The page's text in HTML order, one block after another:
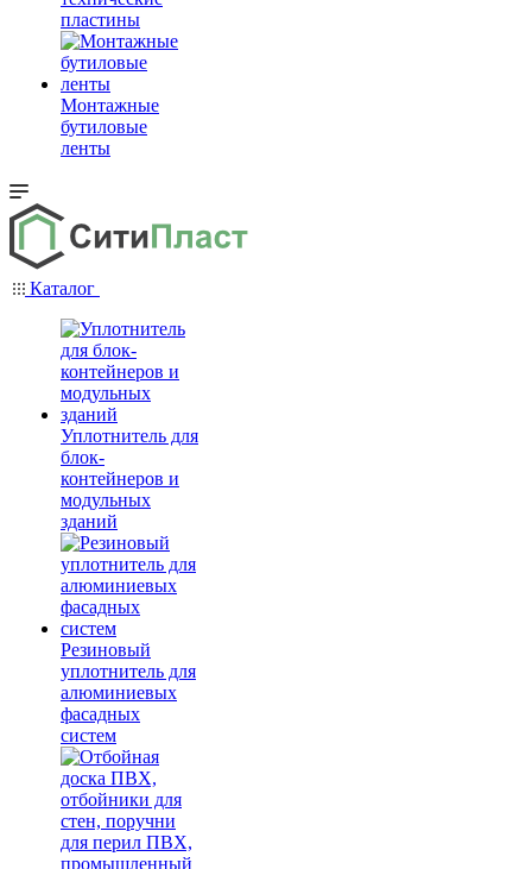
пластины
Монтажные
бутиловые
ленты
Каталог
Уплотнитель для
блок-
контейнеров и
модульных
зданий
Резиновый
уплотнитель для
алюминиевых
фасадных
систем